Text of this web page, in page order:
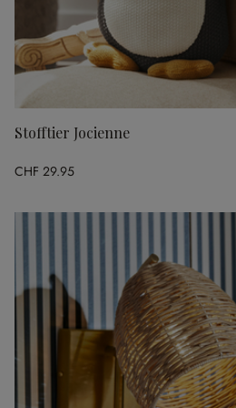
Stofftier Jocienne
CHF 29.95